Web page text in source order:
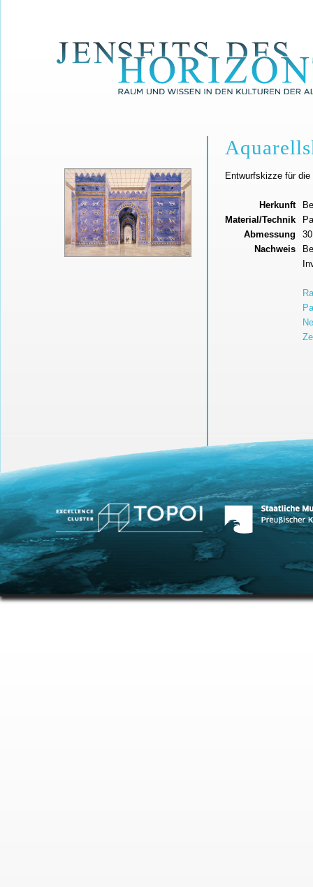
Entwurfskizze für
Herkunft
Material/Technik
Abmessung
Nachweis